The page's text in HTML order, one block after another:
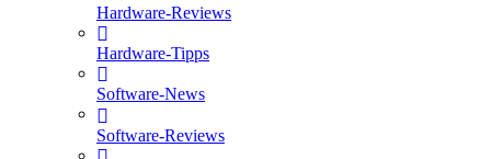
Hardware-Reviews
Hardware-Tipps
Software-News
Software-Reviews